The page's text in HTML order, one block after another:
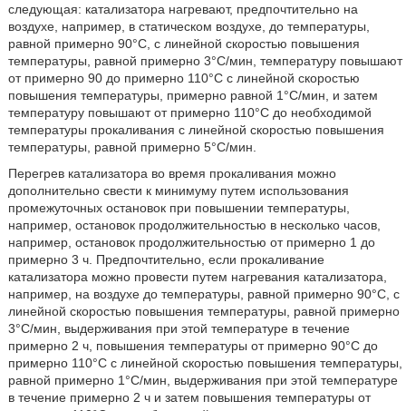
следующая: катализатора нагревают, предпочтительно на
воздухе, например, в статическом воздухе, до температуры,
равной примерно 90°С, с линейной скоростью повышения
температуры, равной примерно 3°С/мин, температуру повышают
от примерно 90 до примерно 110°С с линейной скоростью
повышения температуры, примерно равной 1°С/мин, и затем
температуру повышают от примерно 110°С до необходимой
температуры прокаливания с линейной скоростью повышения
температуры, равной примерно 5°С/мин.
Перегрев катализатора во время прокаливания можно
дополнительно свести к минимуму путем использования
промежуточных остановок при повышении температуры,
например, остановок продолжительностью в несколько часов,
например, остановок продолжительностью от примерно 1 до
примерно 3 ч. Предпочтительно, если прокаливание
катализатора можно провести путем нагревания катализатора,
например, на воздухе до температуры, равной примерно 90°С, с
линейной скоростью повышения температуры, равной примерно
3°С/мин, выдерживания при этой температуре в течение
примерно 2 ч, повышения температуры от примерно 90°С до
примерно 110°С с линейной скоростью повышения температуры,
равной примерно 1°С/мин, выдерживания при этой температуре
в течение примерно 2 ч и затем повышения температуры от